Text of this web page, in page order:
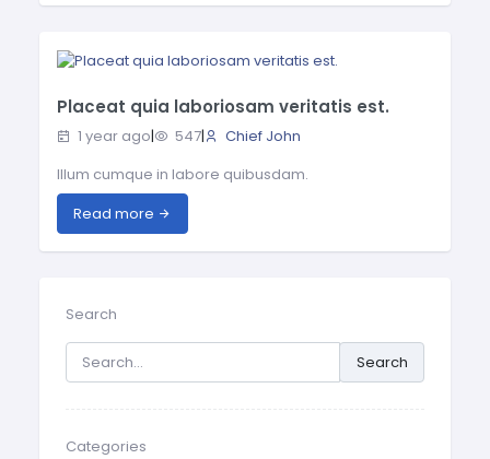
Placeat quia laboriosam veritatis est.
1 year ago| 547|
Chief John
Illum cumque in labore quibusdam.
Read more
Search
Search
Categories